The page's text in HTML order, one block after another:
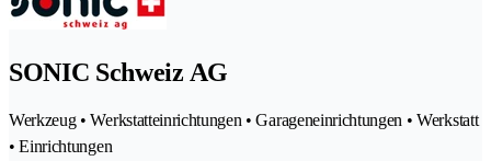
SONIC Schweiz AG
Werkzeug • Werkstatteinrichtungen • Garageneinrichtungen • Werkstatt
• Einrichtungen